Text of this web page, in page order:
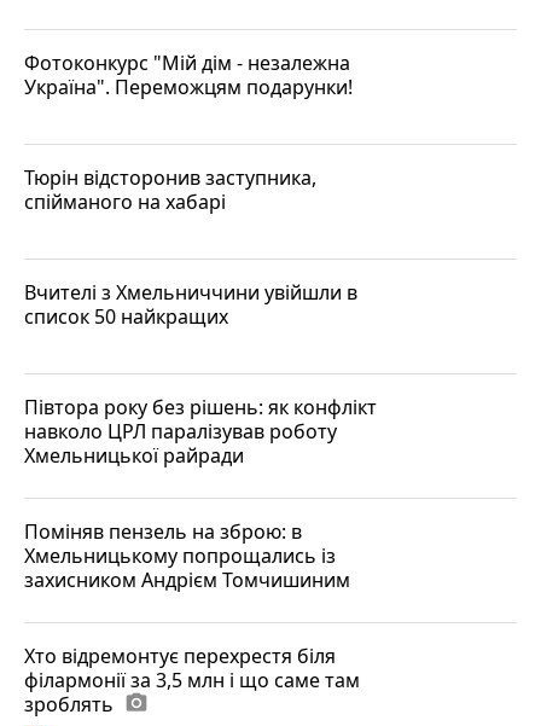
Фотоконкурс "Мій дім - незалежна
Україна". Переможцям подарунки!
Тюрін відсторонив заступника,
спійманого на хабарі
Вчителі з Хмельниччини увійшли в
список 50 найкращих
Півтора року без рішень: як конфлікт
навколо ЦРЛ паралізував роботу
Хмельницької райради
Поміняв пензель на зброю: в
Хмельницькому попрощались із
захисником Андрієм Томчишиним
Хто відремонтує перехрестя біля
філармонії за 3,5 млн і що саме там
зроблять photo_camera